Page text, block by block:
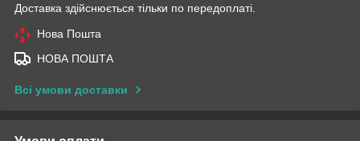
Доставка здійснюється тільки по передоплаті.
Нова Пошта
НОВА ПОШТА
Всі умови доставки